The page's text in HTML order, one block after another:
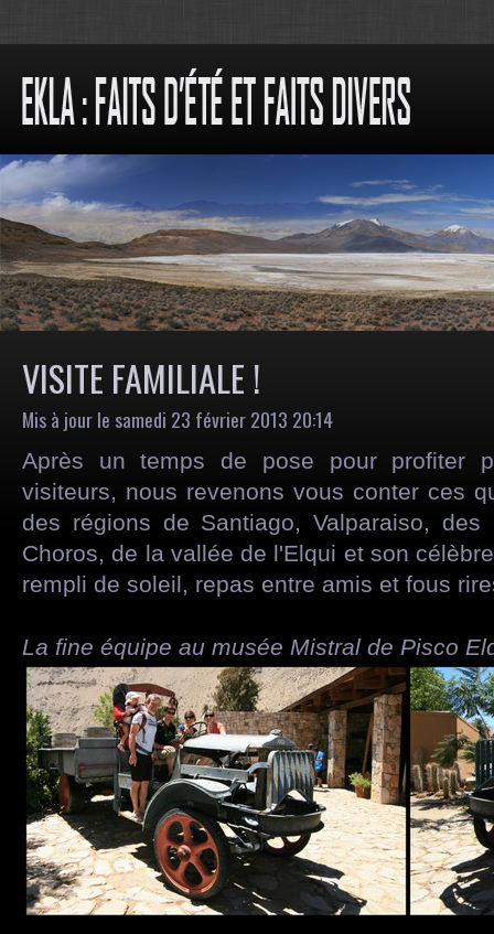
VISITE FAMILIALE !
Mis à jour le samedi 23 février 2013 20:14
Après un temps de pose pour profiter
visiteurs, nous revenons vous conter ces
des régions de Santiago, Valparaiso,
Choros, de la vallée de l'Elqui et son
rempli de soleil, repas entre amis et fous
La fine équipe au musée Mistral de Pisco